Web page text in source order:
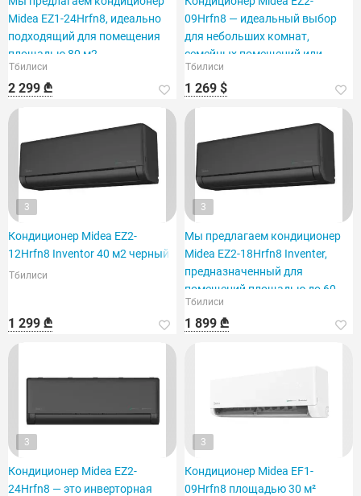
Midea EZ1-24Hrfn8, идеально
подходящий для помещения
площадью 80 м2.
Тбилиси
2 299 ₾
09Hrfn8 — идеальный выбор
для небольших комнат,
семейных помещений или
офисов.
Тбилиси
1 269 $
3
Кондиционер Midea EZ2-
12Hrfn8 Inventor 40 м2 черный
Тбилиси
1 299 ₾
3
Мы предлагаем кондиционер
Midea EZ2-18Hrfn8 Inventer,
предназначенный для
помещений площадью до 60
м².
Тбилиси
1 899 ₾
3
Кондиционер Midea EZ2-
24Hrfn8 — это инверторная
3
Кондиционер Midea EF1-
09Hrfn8 площадью 30 м²